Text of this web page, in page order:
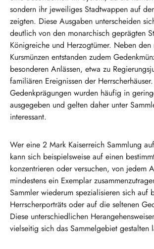
sondern ihr jeweiliges Stadtwappen auf
zeigten. Diese Ausgaben unterscheiden
deutlich von den monarchisch geprägten
Königreiche und Herzogtümer. Neben den
Kursmünzen entstanden zudem
besonderen Anlässen, etwa zu
familiären Ereignissen der
Gedenkprägungen wurden häufig in
ausgegeben und gelten daher unter
interessant.
Wer eine 2 Mark Kaiserreich Sammlung
kann sich beispielsweise auf einen
konzentrieren oder versuchen, von jedem
mindestens ein Exemplar
Sammler wiederum spezialisieren sich auf
Herrscherporträts oder auf die seltenen
Diese unterschiedlichen
vielseitig sich das Sammelgebiet gestalten